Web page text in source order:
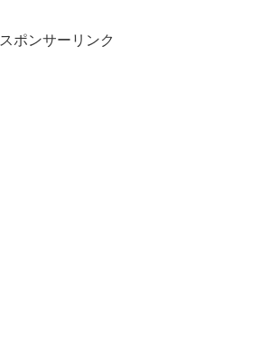
スポンサーリンク